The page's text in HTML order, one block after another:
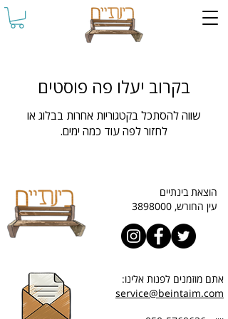
בקרוב יעלו פה פוסטים
שווה להסתכל בקטגוריות אחרות בבלוג או
לחזור לפה עוד כמה ימים.
הוצאת בינתיים
עין החורש, 3898000
אתם מוזמנים לפנות אלינו:
service@beintaim.com